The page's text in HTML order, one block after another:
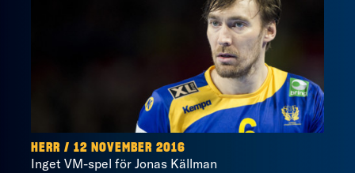
HERR / 12 NOVEMBER 2016
Inget VM-spel för Jonas Källman